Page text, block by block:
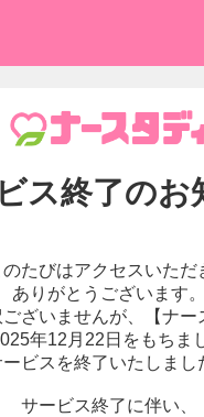
ス終了のお
のたびはアクセスいただ
ありがとうございます。
ざいませんが、
【ナ
年12月22日をもちま
ビスを終了いたしまし
サービス終了に伴い、